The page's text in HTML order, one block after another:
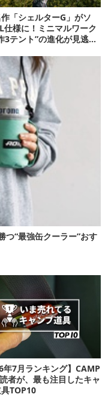
「シェルターG」がソ
仕様に！ミニマルワーク
3テント”の進化が見逃せ
つ“最強缶クーラー”おす
年7月ランキング】CAMP
者が、最も注目したキャ
TOP10